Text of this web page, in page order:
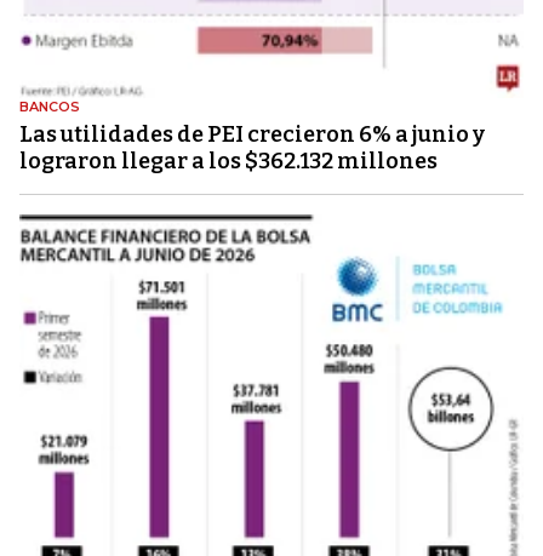
BANCOS
Las utilidades de PEI crecieron 6% a junio y
lograron llegar a los $362.132 millones